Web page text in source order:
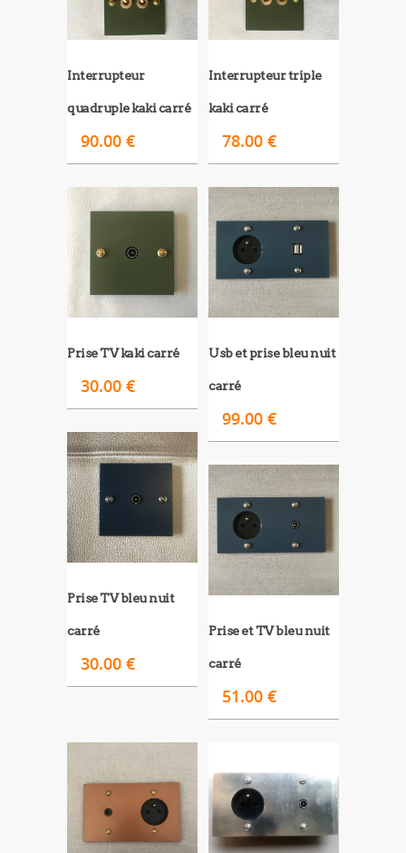
Interrupteur
quadruple kaki carré
90.00 €
Interrupteur triple
kaki carré
78.00 €
Prise TV kaki carré
30.00 €
Usb et prise bleu nuit
carré
99.00 €
Prise TV bleu nuit
carré
30.00 €
Prise et TV bleu nuit
carré
51.00 €